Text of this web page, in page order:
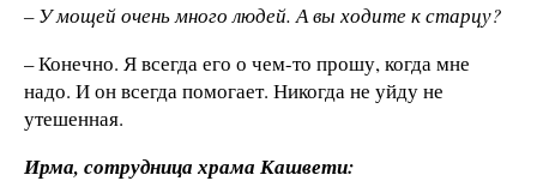
– У мощей очень много людей. А вы ходите к старцу?
– Конечно. Я всегда его о чем-то прошу, когда мне
надо. И он всегда помогает. Никогда не уйду не
утешенная.
Ирма, сотрудница храма Кашвети: